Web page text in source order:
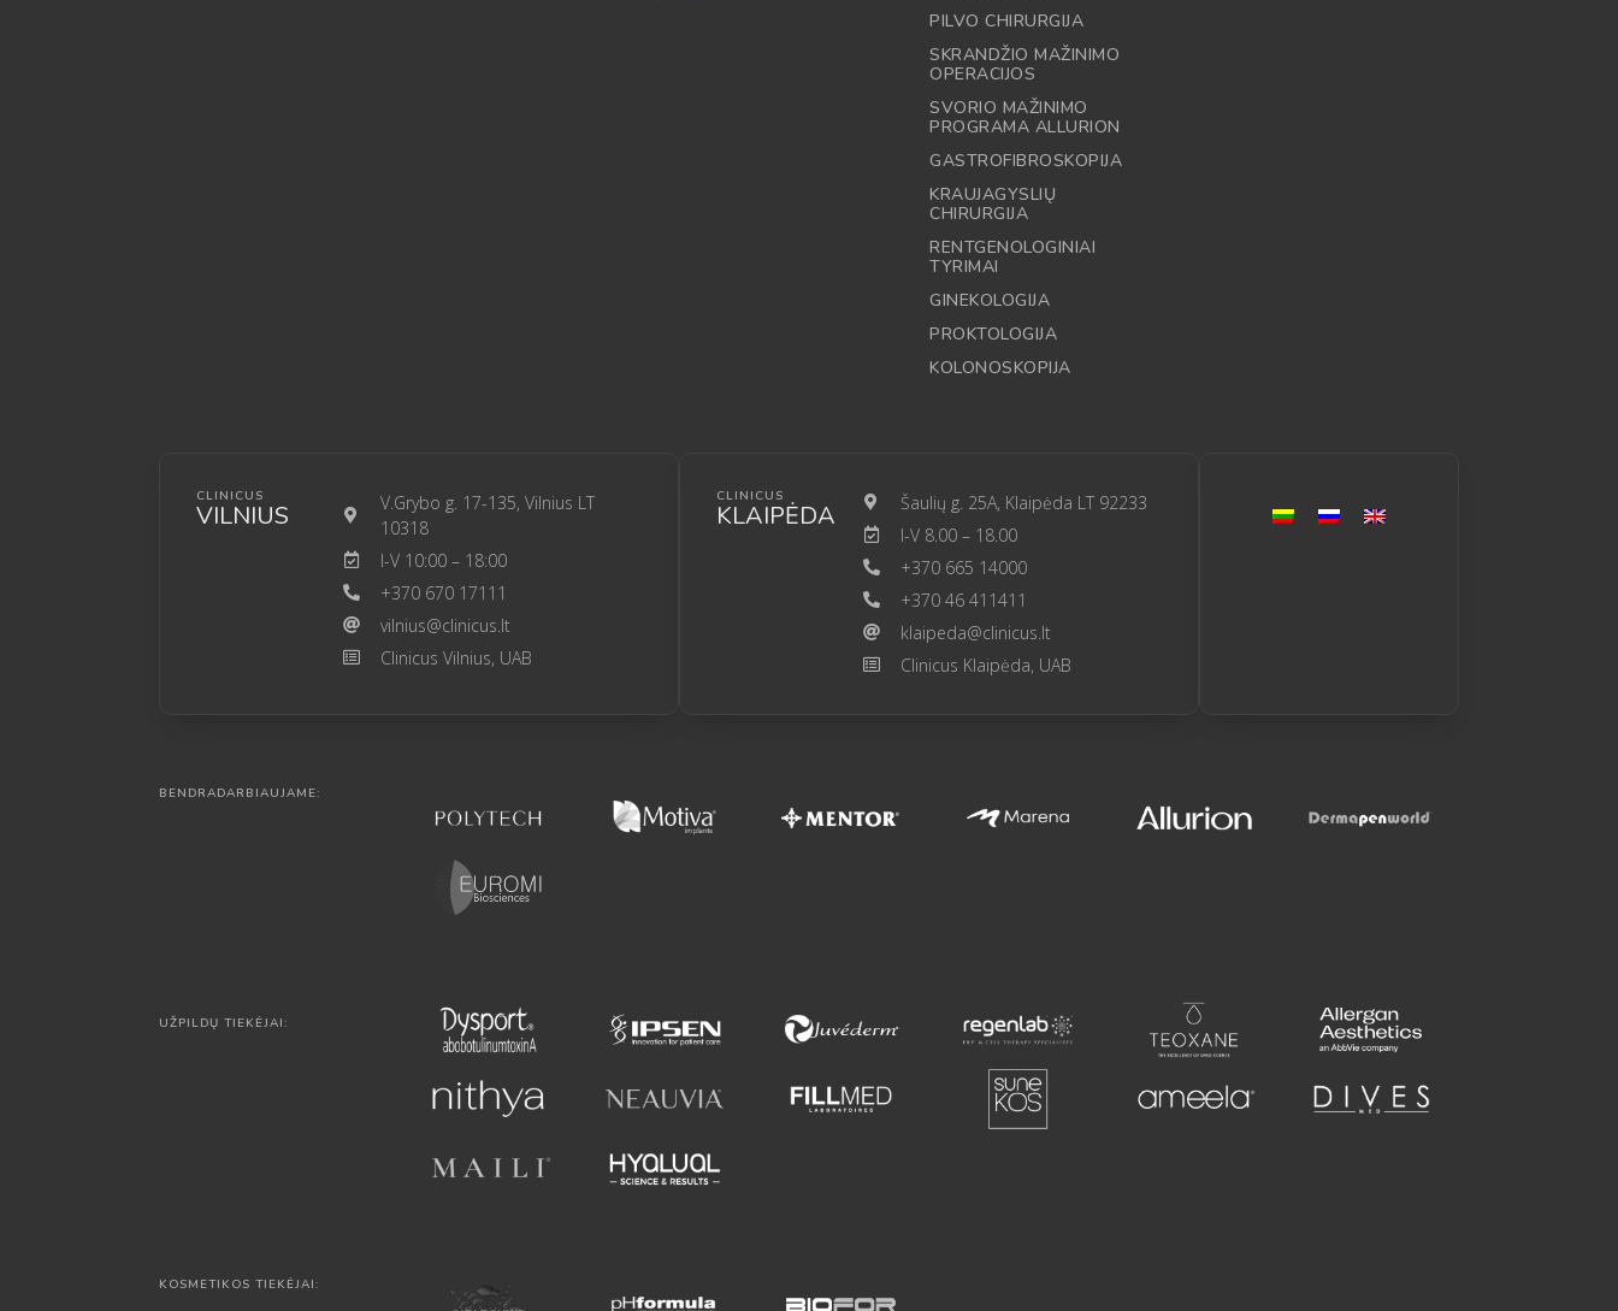
PILVO CHIRURGIJA
SKRANDŽIO MAŽINIMO
OPERACIJOS
SVORIO MAŽINIMO
PROGRAMA ALLURION
GASTROFIBROSKOPIJA
KRAUJAGYSLIŲ
CHIRURGIJA
RENTGENOLOGINIAI
TYRIMAI
GINEKOLOGIJA
PROKTOLOGIJA
KOLONOSKOPIJA
CLINICUS
VILNIUS
V.Grybo g. 17-135, Vilnius LT
10318
I-V 10:00 – 18:00
+370 670 17111
vilnius@clinicus.lt
Clinicus Vilnius, UAB
CLINICUS
KLAIPĖDA
Šaulių g. 25A, Klaipėda LT 92233
I-V 8.00 – 18.00
+370 665 14000
+370 46 411411
klaipeda@clinicus.lt
Clinicus Klaipėda, UAB
BENDRADARBIAUJAME:
UŽPILDŲ TIEKĖJAI:
KOSMETIKOS TIEKĖJAI: